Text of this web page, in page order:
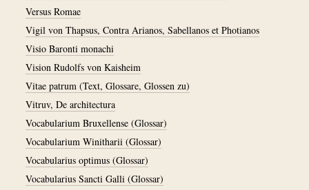
Versus Romae
Vigil von Thapsus, Contra Arianos, Sabellanos et Photianos
Visio Baronti monachi
Vision Rudolfs von Kaisheim
Vitae patrum (Text, Glossare, Glossen zu)
Vitruv, De architectura
Vocabularium Bruxellense (Glossar)
Vocabularium Winitharii (Glossar)
Vocabularius optimus (Glossar)
Vocabularius Sancti Galli (Glossar)